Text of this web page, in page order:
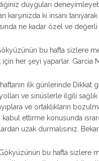
duyguları
karşınızda ki insanı
ne kadar özel ve
bu hafta sizlere
için her şeyi yaparlar. Garcia
ilk günlerinde Dikkat
ve sinüslerle ilgili
ve ortaklıkların
ettirme konusunda
uzak durmalısınız.
bu hafta sizlere